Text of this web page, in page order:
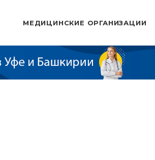
МЕДИЦИНСКИЕ ОРГАНИЗАЦИИ